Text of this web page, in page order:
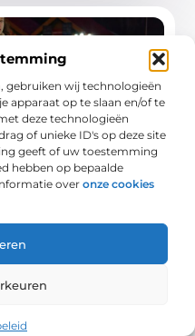
gebruiken wij technologieën
apparaat op te slaan en/of te
deze technologieën
of unieke ID's op deze site
geeft of uw toestemming
hebben op bepaalde
over onze cookies
van de ijsbaan in
in Barneveld